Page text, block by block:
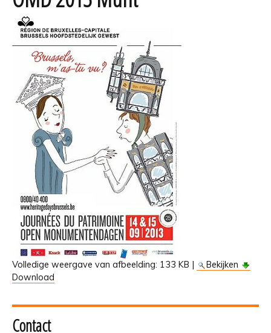
Volledige weergave van afbeelding: 133 KB |
Bekijken
Download
Contact